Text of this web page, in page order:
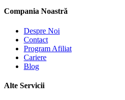
Compania Noastră
Despre Noi
Contact
Program Afiliat
Cariere
Blog
Alte Servicii